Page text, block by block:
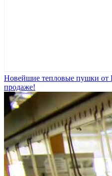
Новейшие тепловые пушки от
продаже!